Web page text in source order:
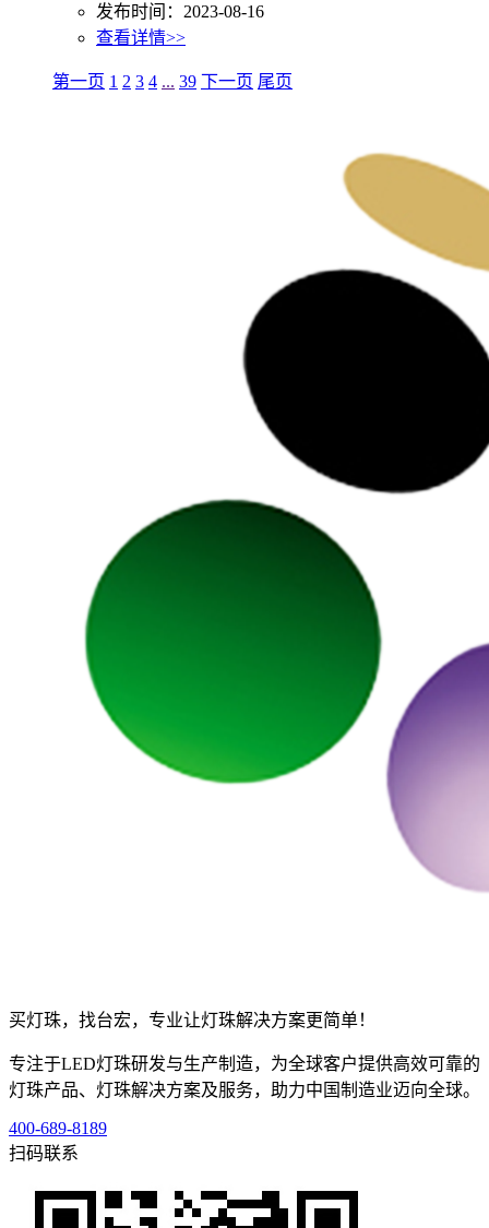
发布时间：2023-08-16
查看详情>>
第一页 1 2 3 4 ... 39 下一页 尾页
买灯珠，找台宏，专业让灯珠解决方案更简单！
专注于LED灯珠研发与生产制造，为全球客户提供高效可靠的
灯珠产品、灯珠解决方案及服务，助力中国制造业迈向全球。
400-689-8189
扫码联系